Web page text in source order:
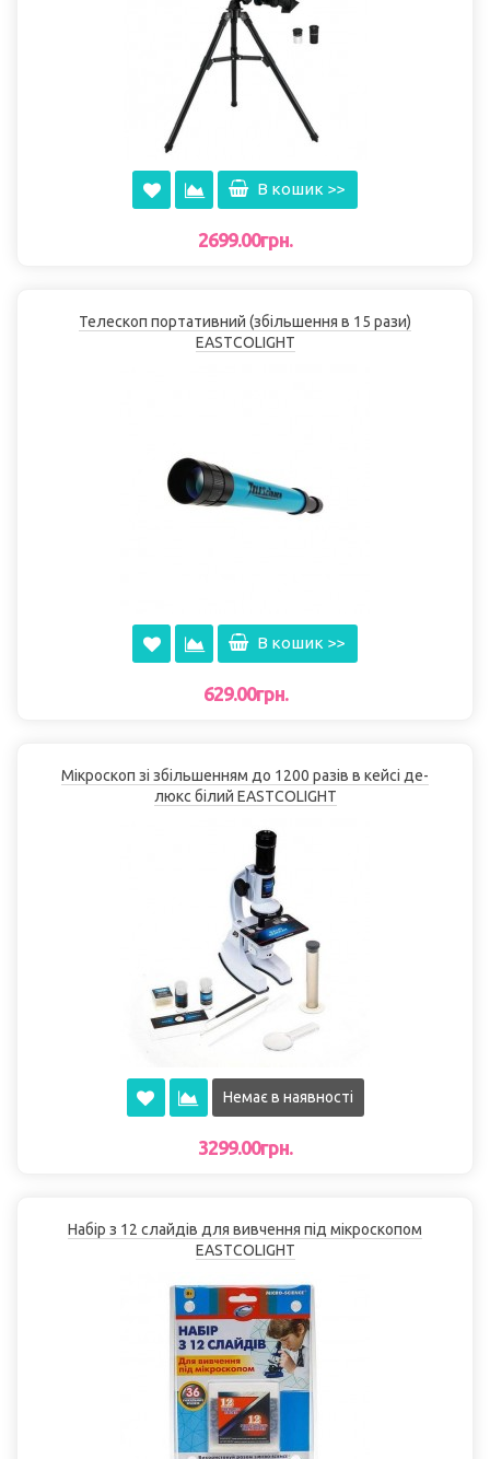
В кошик >>
2699.00грн.
Телескоп портативний (збільшення в 15 рази)
EASTCOLІGHT
В кошик >>
629.00грн.
Мікроскоп зі збільшенням до 1200 разів в кейсі де-
люкс білий EASTCOLІGHT
Немає в наявності
3299.00грн.
Набір з 12 слайдів для вивчення під мікроскопом
EASTCOLІGHT